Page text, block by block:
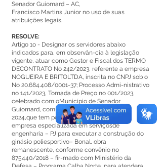
Senador Guiomard – AC,
Francisco Martins Junior no uso de suas
atribuições legais.
RESOLVE:
Artigo 1o - Designar os servidores abaixo
indicados para, em observân-cia à legislação
vigente, atuar como Gestor e Fiscal dos TERMO
DECONTRATO No 242/2023, referente a empresa
NOGUEIRA E BRITOLTDA, inscrita no CNPJ sob o
No 20.684.408/0001-37; Processo Admi-nistrativo
no 141/2023, Tomada de Preço no 001/2023,
celebrado com oMunicípio de Senador
Guiomard, com vigência até 02 de julho de
2024,que tem por objeto a contratação de
empresa especializada em serviçosde
engenharia – PJ para executar a construção do
ginásio poliesportivo– Bonal, obra
remanescente, conforme convênio no
875440/2018 – fir-mado com Ministério da